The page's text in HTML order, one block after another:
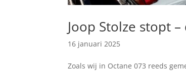
Joop Stolze stopt
16 januari 2025
Zoals wij in Octane 073 reeds